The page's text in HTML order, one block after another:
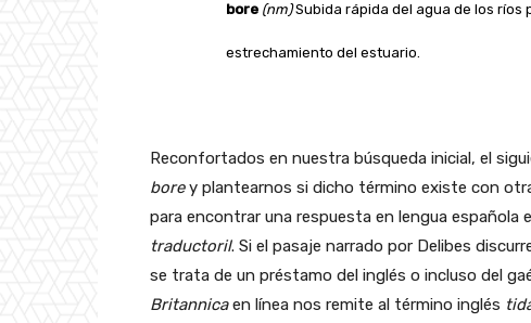
bore (nm)Subida rápida del agua de los ríos
estrechamiento del estuario.
Reconfortados en nuestra búsqueda inicial, el
borey plantearnos si dicho término existe con
para encontrar una respuesta en lengua
traductoril. Si el pasaje narrado por Delibes
se trata de un préstamo del inglés o incluso del
Britannicaen línea nos remite al término inglés